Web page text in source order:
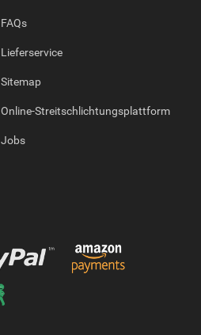
FAQs
Lieferservice
Sitemap
Online-Streitschlichtungsplattform
Jobs